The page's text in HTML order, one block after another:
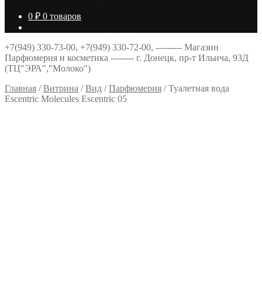
0 ₽ 0 товаров
+7(949) 330-73-00, +7(949) 330-72-00, --------- Магазин
Парфюмерия и косметика -------- г. Донецк, пр-т Ильича, 93Д
(ТЦ"ЭРА","Молоко")
Главная /Витрина /Вид /Парфюмерия /Туалетная вода
Escentric Molecules Escentric 05